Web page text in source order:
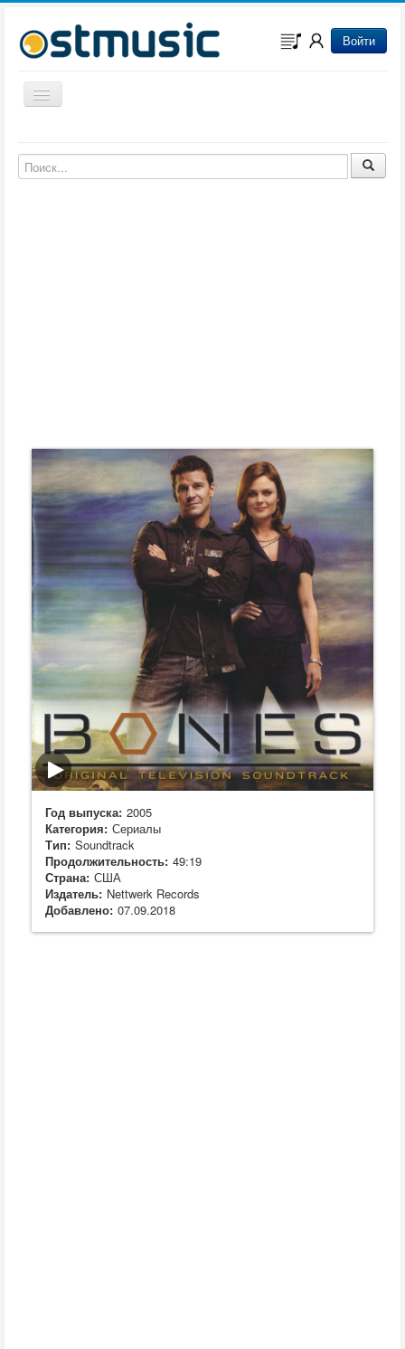
Войти
Включить/выключить навигацию
Музыка из мультфильмов
Музыка из сериалов
Год выпуска: 2005
Категория: Сериалы
Тип: Soundtrack
Продолжительность: 49:19
Страна: США
Издатель: Nettwerk Records
Добавлено: 07.09.2018